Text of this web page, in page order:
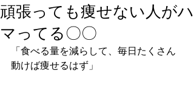
頑張っても痩せない人がハ
マってる〇〇
「食べる量を減らして、毎日たくさん
動けば痩せるはず」